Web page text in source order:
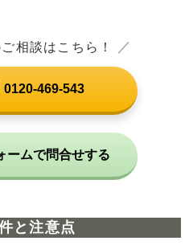
相談はこちら！ ／
0120-469-543
ームで問合せする
と注意点